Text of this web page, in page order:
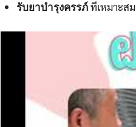
รับยาบำรุงครรภ์ที่เหมาะสม